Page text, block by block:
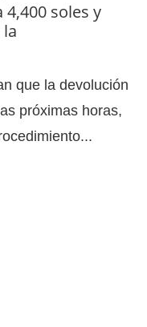
4,400 soles y
que la devolución
próximas horas,